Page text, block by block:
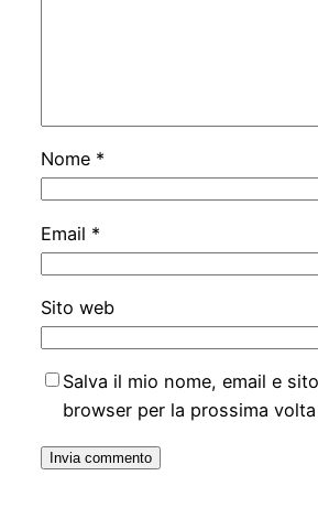
Nome *
Email *
Sito web
Salva il mio nome, email e
browser per la prossima